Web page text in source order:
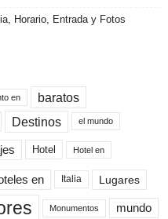
Horario, Entrada y Fotos
en baratos
Destinos el mundo
Hotel Hotel en
en Italia Lugares
Monumentos mundo